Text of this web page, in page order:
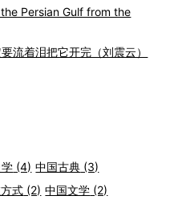
Persian Gulf from the
流着泪把它开完（刘震云）
(4) 中国古典 (3)
式 (2) 中国文学 (2)